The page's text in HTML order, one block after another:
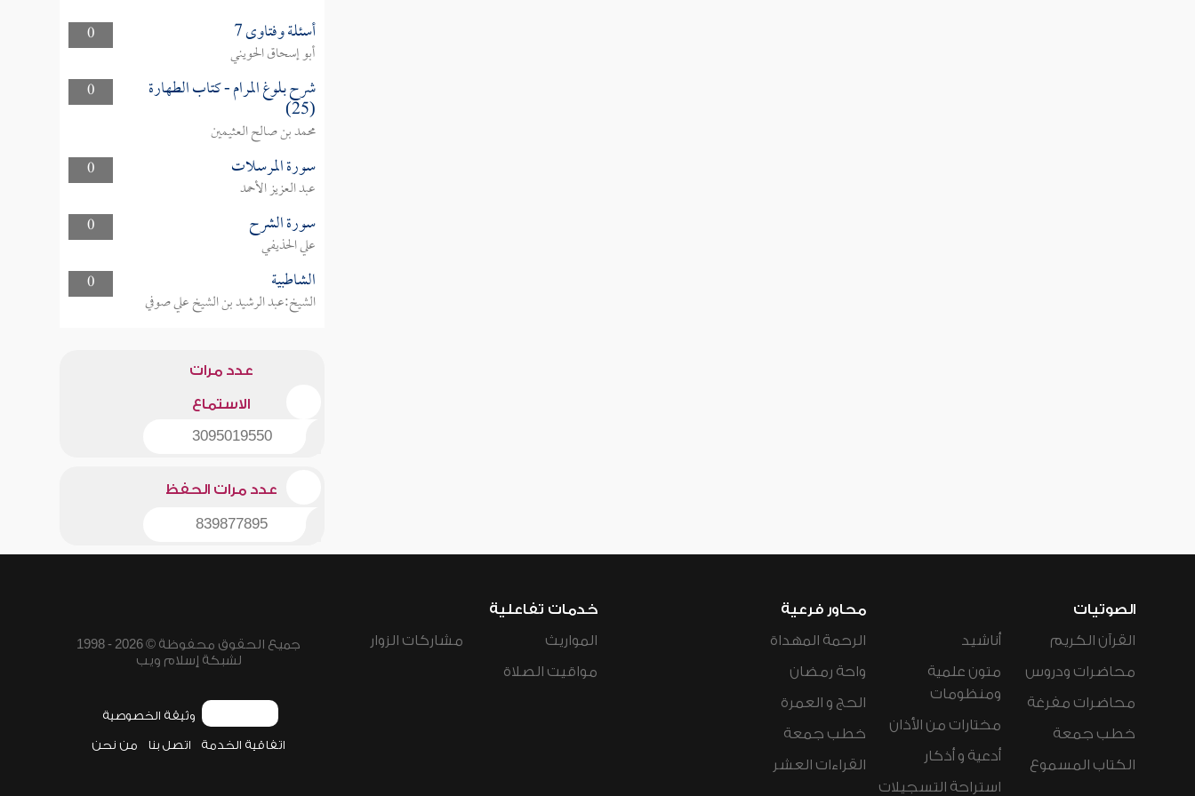
0 أسئلة وفتاوى 7
أبو إسحاق الحويني
0
شرح بلوغ المرام - كتاب الطهارة
(25)
محمد بن صالح العثيمين
0
سورة المرسلات
عبد العزيز الأحمد
0
سورة الشرح
علي الحذيفي
0
الشاطبية
الشيخ:عبد الرشيد بن الشيخ علي صوفي
عدد مرات
الاستماع
3095019550
عدد مرات الحفظ
839877895
الصوتيات
القرآن الكريم
محاضرات ودروس
محاضرات مفرغة
خطب جمعة
الكتاب المسموع
أناشيد
متون علمية
ومنظومات
مختارات من الأذان
أدعية و أذكار
استراحة التسجيلات
محاور فرعية
الرحمة المهداة
واحة رمضان
الحج و العمرة
خطب جمعة
القراءات العشر
خدمات تفاعلية
المواريث
مواقيت الصلاة
مشاركات الزوار
جميع الحقوق محفوظة © 2026 - 1998
لشبكة إسلام ويب
وثيقة الخصوصية
اتفاقية الخدمة اتصل بنا من نحن